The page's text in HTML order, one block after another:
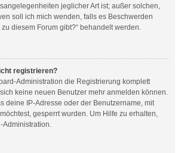
jeglicher Art ist; außer solchen,
soll ich mich wenden, falls es Beschwerden
diesem Forum gibt?“ behandelt werden.
registrieren?
Administration die Registrierung komplett
keine neuen Benutzer mehr anmelden können.
deine IP-Adresse oder der Benutzername, mit
gesperrt wurden. Um Hilfe zu erhalten,